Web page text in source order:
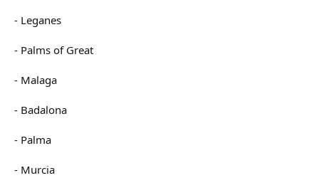
- Leganes
- Palms of Great
- Malaga
- Badalona
- Palma
- Murcia